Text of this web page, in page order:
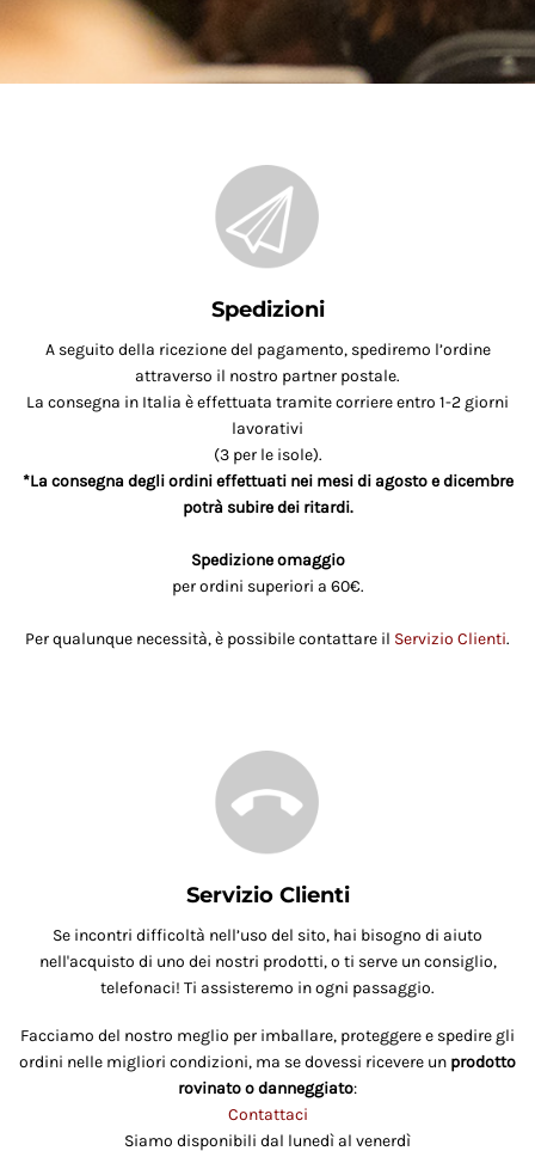
Spedizioni
A seguito della ricezione del pagamento, spediremo l’ordine
attraverso il nostro partner postale.
La consegna in Italia è effettuata tramite corriere entro 1-2 giorni
lavorativi
(3 per le isole).
*La consegna degli ordini effettuati nei mesi di agosto e dicembre
potrà subire dei ritardi.
Spedizione omaggio
per ordini superiori a 60€.
Per qualunque necessità, è possibile contattare il Servizio Clienti.
Servizio Clienti
Se incontri difficoltà nell’uso del sito, hai bisogno di aiuto
nell'acquisto di uno dei nostri prodotti, o ti serve un consiglio,
telefonaci! Ti assisteremo in ogni passaggio.
Facciamo del nostro meglio per imballare, proteggere e spedire gli
ordini nelle migliori condizioni, ma se dovessi ricevere un prodotto
rovinato o danneggiato:
Contattaci
Siamo disponibili dal lunedì al venerdì